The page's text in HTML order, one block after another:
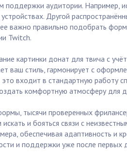
аудитории. Например,
Другой
важно правильно подобрать
Twitch.
картинки донат для твича с
ваш стиль, гармонирует с
входит в стандартную работу
комфортную атмосферу для
тысячи проверенных
и бояться связи с
обеспечивая адаптивность и
и поддержки уже после первых